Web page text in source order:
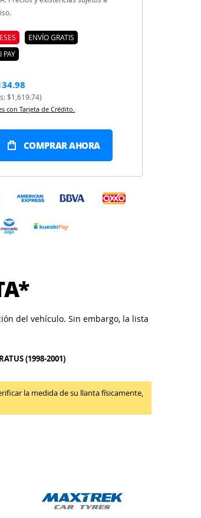
ENVÍO GRATIS
PAY
$1,619.74)
con Tarjeta de Crédito.
COMPRAR AHORA
del vehículo. Sin embargo, la lista
(1998-2001)
la medida de su llanta físicamente,